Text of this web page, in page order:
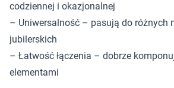
codziennej i okazjonalnej
– Uniwersalność – pasują do różnych
jubilerskich
– Łatwość łączenia – dobrze
elementami